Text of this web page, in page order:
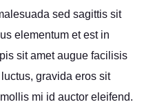
sed sagittis sit
elementum et est in
sit amet augue facilisis
gravida eros sit
mi id auctor eleifend.